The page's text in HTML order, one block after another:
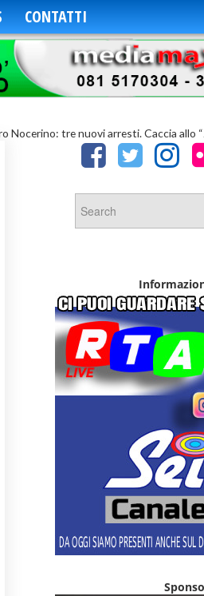
CONTATTI
Nocerino: tre nuovi arresti. Caccia allo